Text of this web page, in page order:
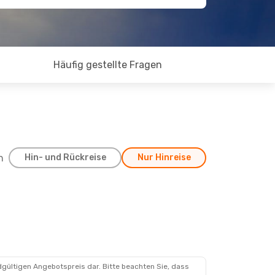
Häufig gestellte Fragen
Hin- und Rückreise Nur Hinreise
Angebotspreis dar. Bitte beachten Sie, dass